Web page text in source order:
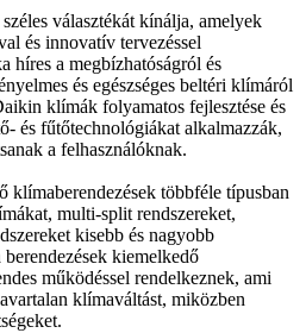
választékát kínálja, amelyek
és innovatív tervezéssel
híres a megbízhatóságról és
és egészséges beltéri klímáról
klímák folyamatos fejlesztése és
és fűtőtechnológiákat alkalmazzák,
a felhasználóknak.
klímaberendezések többféle típusban
multi-split rendszereket,
kisebb és nagyobb
kiemelkedő
működéssel rendelkeznek, ami
klímaváltást, miközben